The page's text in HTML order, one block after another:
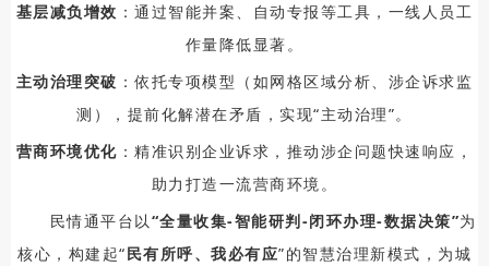
基层减负增效 ：通过智能并案、自动专报等工具，一线人员工
作量降低显著。
主动治理突破 ：依托专项模型（如网格区域分析、涉企诉求监
测），提前化解潜在矛盾，实现“主动治理”。
营商环境优化 ：精准识别企业诉求，推动涉企问题快速响应，
助力打造一流营商环境。
民情通平台以“全量收集-智能研判-闭环办理-数据决策”为
核心，构建起“民有所呼、我必有应”的智慧治理新模式，为城